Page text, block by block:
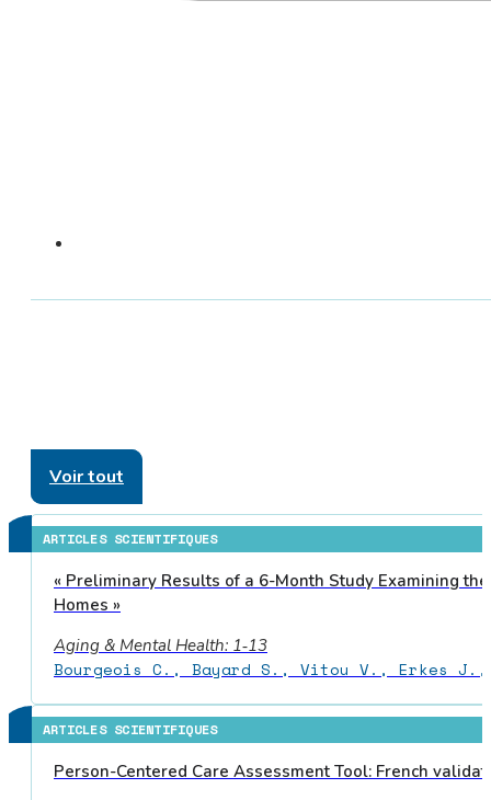
Voir tout
ARTICLES SCIENTIFIQUES
« Preliminary Results of a 6-Month Study Examining
Homes »
Aging & Mental Health: 1‑13
Bourgeois C., Bayard S., Vitou V., Erkes
ARTICLES SCIENTIFIQUES
Person-Centered Care Assessment Tool: French